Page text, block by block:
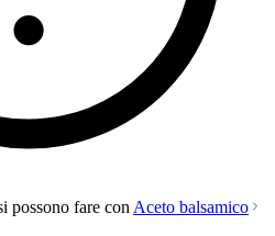
possono fare con Aceto balsamico